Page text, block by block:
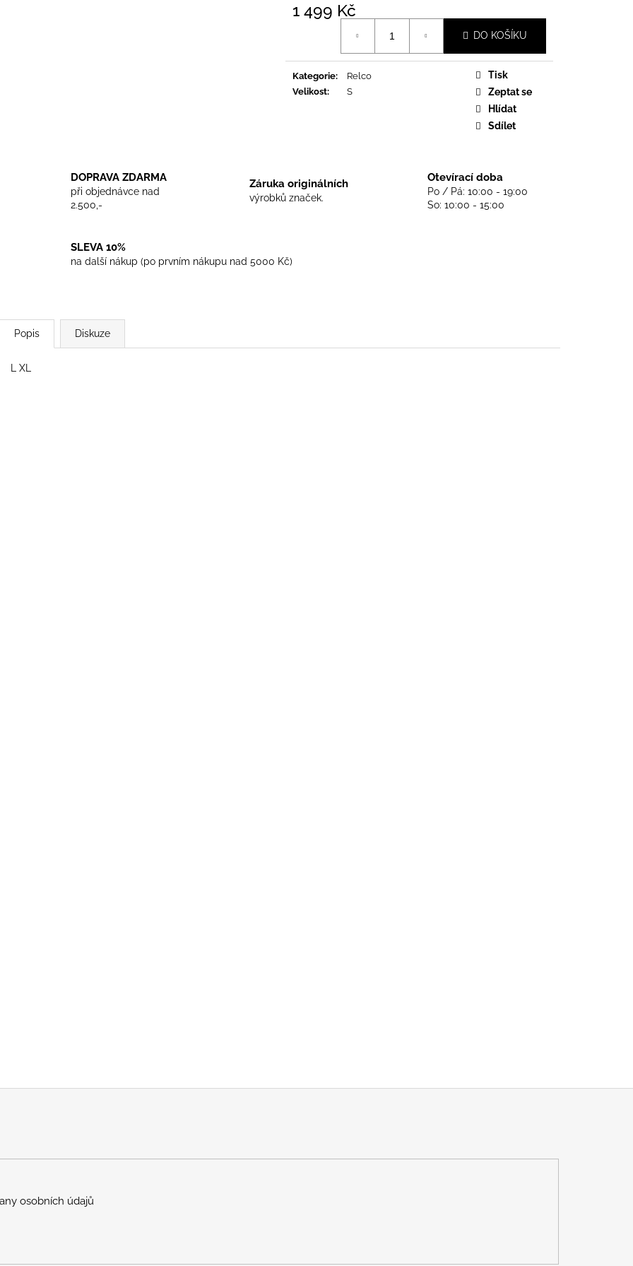
1 499 Kč
DO KOŠÍKU
Kategorie:
Relco
Velikost: S
Tisk
Zeptat se
Hlídat
Sdílet
DOPRAVA ZDARMA
při objednávce nad
2.500,-
Záruka originálních
výrobků značek.
Otevírací doba
Po / Pá: 10:00 - 19:00
So: 10:00 - 15:00
SLEVA 10%
na další nákup (po prvním nákupu nad 5000 Kč)
Popis Diskuze
L XL
TRIKO SKINHEADS NEVER DIE - BLACK
osobních údajů